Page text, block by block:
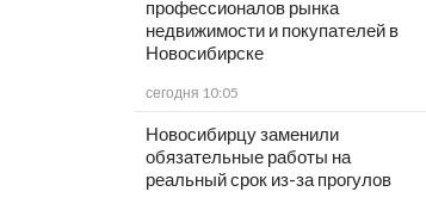
профессионалов рынка
недвижимости и покупателей в
Новосибирске
сегодня 10:05
Новосибирцу заменили
обязательные работы на
реальный срок из-за прогулов